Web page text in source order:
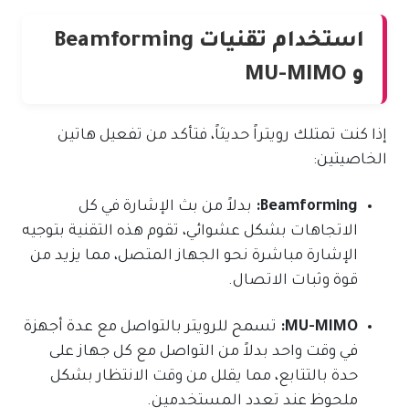
استخدام تقنيات Beamforming
و MU-MIMO
إذا كنت تمتلك رويتراً حديثاً، فتأكد من تفعيل هاتين
الخاصيتين:
Beamforming:
بدلاً من بث الإشارة في كل
الاتجاهات بشكل عشوائي، تقوم هذه التقنية بتوجيه
الإشارة مباشرة نحو الجهاز المتصل، مما يزيد من
قوة وثبات الاتصال.
MU-MIMO:
تسمح للرويتر بالتواصل مع عدة أجهزة
في وقت واحد بدلاً من التواصل مع كل جهاز على
حدة بالتتابع، مما يقلل من وقت الانتظار بشكل
ملحوظ عند تعدد المستخدمين.